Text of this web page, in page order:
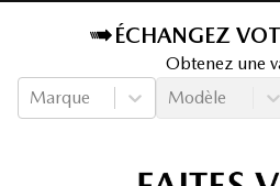
ÉCHANGEZ
Obtenez une
Marque
Modèle